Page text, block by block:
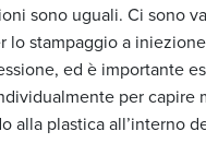
sono uguali. Ci sono
lo stampaggio a
ed è importante
per capire
alla plastica all’interno